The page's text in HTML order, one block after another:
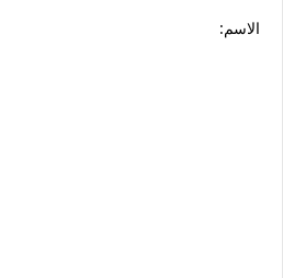
الاسم: